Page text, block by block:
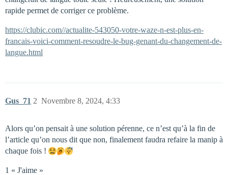
rapide permet de corriger ce problème.
https://clubic.com//actualite-543050-votre-waze-n-est-plus-en-
francais-voici-comment-resoudre-le-bug-genant-du-changement-de-
langue.html
Gus_71 Novembre 8, 2024, 4:33
2
Alors qu’on pensait à une solution pérenne, ce n’est qu’à la fin de
l’article qu’on nous dit que non, finalement faudra refaire la manip à
chaque fois !
1 « J'aime »